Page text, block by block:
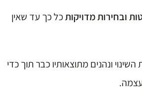
ובחירות מדויקותכל כך עד שאין
ונהנים מתוצאותיו כבר תוך כדי